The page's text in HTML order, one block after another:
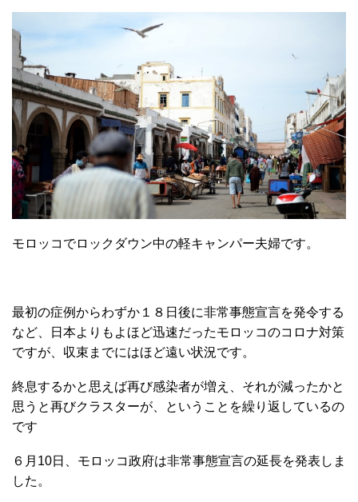
モロッコでロックダウン中の軽キャンパー夫婦です。
最初の症例からわずか１８日後に非常事態宣言を発令する
など、日本よりもよほど迅速だったモロッコのコロナ対策
ですが、収束までにはほど遠い状況です。
終息するかと思えば再び感染者が増え、それが減ったかと
思うと再びクラスターが、ということを繰り返しているの
です
６月10日、モロッコ政府は非常事態宣言の延長を発表しま
した。